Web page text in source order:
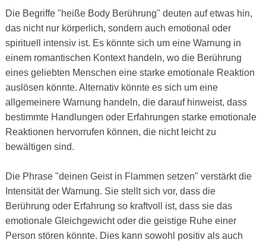
Die Begriffe "heiße Body Berührung" deuten auf etwas hin,
das nicht nur körperlich, sondern auch emotional oder
spirituell intensiv ist. Es könnte sich um eine Warnung in
einem romantischen Kontext handeln, wo die Berührung
eines geliebten Menschen eine starke emotionale Reaktion
auslösen könnte. Alternativ könnte es sich um eine
allgemeinere Warnung handeln, die darauf hinweist, dass
bestimmte Handlungen oder Erfahrungen starke emotionale
Reaktionen hervorrufen können, die nicht leicht zu
bewältigen sind.
Die Phrase "deinen Geist in Flammen setzen" verstärkt die
Intensität der Warnung. Sie stellt sich vor, dass die
Berührung oder Erfahrung so kraftvoll ist, dass sie das
emotionale Gleichgewicht oder die geistige Ruhe einer
Person stören könnte. Dies kann sowohl positiv als auch